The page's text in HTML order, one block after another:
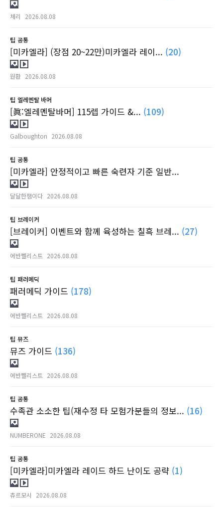
체리 2026.08.08
팁 공통
[미카엘라] (장점 20~22만)미카엘라 레이... (20)
원환 2026.08.08
팁 엘레멘탈 바머
[眞:엘레멘탈바머] 115렙 가이드 &... (109)
Galboughton 2026.08.08
팁 공통
[미카엘라] 안정적이고 빠른 숙련자 기준 일반...
달달한잼이다 2026.08.08
팁 브레이커
[브레이커] 이벤트와 함께 육성하는 칠흑 브레... (27)
에반쩰리스트 2026.08.08
팁 패러메딕
패러메딕 가이드 (178)
에반쩰리스트 2026.08.08
팁 뮤즈
뮤즈 가이드 (136)
에반쩰리스트 2026.08.08
팁 공통
수족관 소소한 팁(재수정 타 모험가분들의 정보... (16)
NUMBERONE 2026.08.08
팁 공통
[미카엘라]미카엘라 레이드 하드 난이도 공략 (1)
츄르모시 2026.08.08